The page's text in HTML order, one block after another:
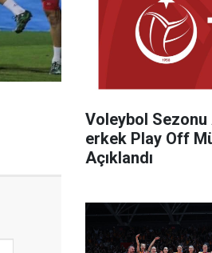
Voleybol Sezonu
erkek Play Off
Açıklandı